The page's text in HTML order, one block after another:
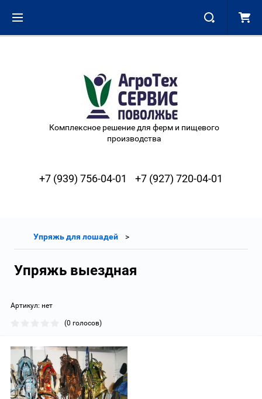
Комплексное решение для ферм и пищевого
производства
+7 (939) 756-04-01 +7 (927) 720-04-01
Упряжь для лошадей
Упряжь выездная
Артикул: нет
(0 голосов)